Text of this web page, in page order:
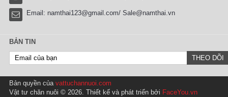
Email: namthai123@gmail.com/ Sale@namthai.vn
BẢN TIN
Bản quyền của vattuchannuoi.com
Vật tư chăn nuôi © 2026. Thiết kế và phát triển bởi FaceYou.vn